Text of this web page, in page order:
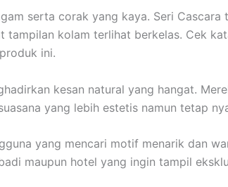
serta corak yang kaya. Seri Cascara
tampilan kolam terlihat berkelas. Cek
ini.
kesan natural yang hangat.
yang lebih estetis namun tetap
yang mencari motif menarik dan
maupun hotel yang ingin tampil